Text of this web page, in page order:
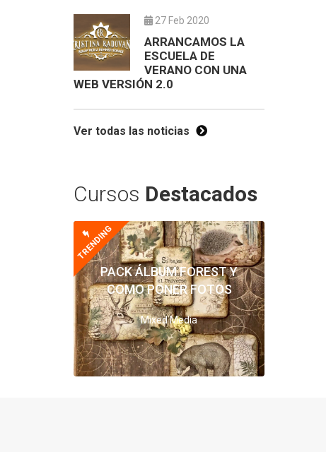
27 Feb 2020
ARRANCAMOS LA
ESCUELA DE
VERANO CON UNA
WEB VERSIÓN 2.0
Ver todas las noticias
Cursos Destacados
TRENDING
PACK ÁLBUM FOREST Y
COMO PONER FOTOS
Mixed Media